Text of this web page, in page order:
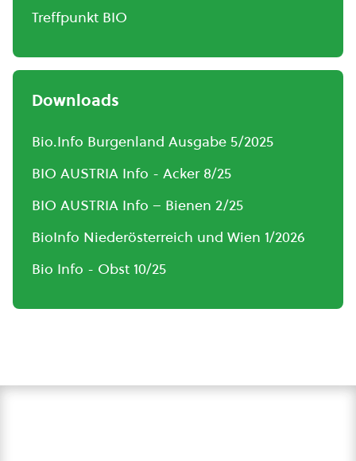
Treffpunkt BIO
Downloads
Bio.Info Burgenland Ausgabe 5/2025
BIO AUSTRIA Info - Acker 8/25
BIO AUSTRIA Info – Bienen 2/25
BioInfo Niederösterreich und Wien 1/2026
Bio Info - Obst 10/25